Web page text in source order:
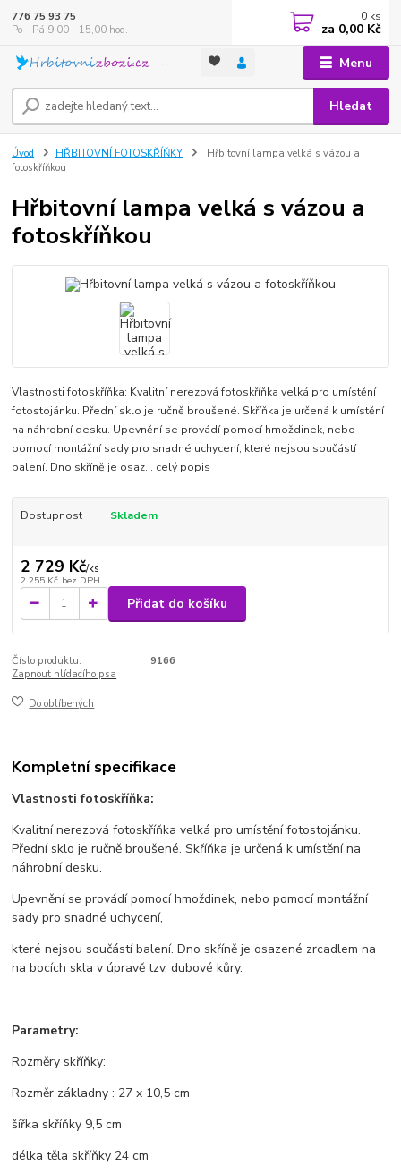
Menu
Hledat
776 75 93 75
Po - Pá 9,00 - 15,00 hod.
0 ks
za 0,00 Kč
Úvod HŘBITOVNÍ FOTOSKŘÍŇKY
Hřbitovní lampa velká s vázou a
fotoskříňkou
Hřbitovní lampa velká s vázou a
fotoskříňkou
Vlastnosti fotoskříňka: Kvalitní nerezová fotoskříňka velká pro umístění
fotostojánku. Přední sklo je ručně broušené. Skříňka je určená k umístění
na náhrobní desku. Upevnění se provádí pomocí hmoždinek, nebo
pomocí montážní sady pro snadné uchycení, které nejsou součástí
balení. Dno skříně je osaz... celý popis
Dostupnost Skladem
2 729 Kč/ks
2 255 Kč bez DPH
Přidat do košíku
Číslo produktu:
9166
Zapnout hlídacího psa
Do oblíbených
Kompletní specifikace
Vlastnosti fotoskříňka:
Kvalitní nerezová fotoskříňka velká pro umístění fotostojánku.
Přední sklo je ručně broušené. Skříňka je určená k umístění na
náhrobní desku.
Upevnění se provádí pomocí hmoždinek, nebo pomocí montážní
sady pro snadné uchycení,
které nejsou součástí balení. Dno skříně je osazené zrcadlem na
na bocích skla v úpravě tzv. dubové kůry.
Parametry:
Rozměry skříňky:
Rozměr základny : 27 x 10,5 cm
šířka skříňky 9,5 cm
délka těla skříňky 24 cm